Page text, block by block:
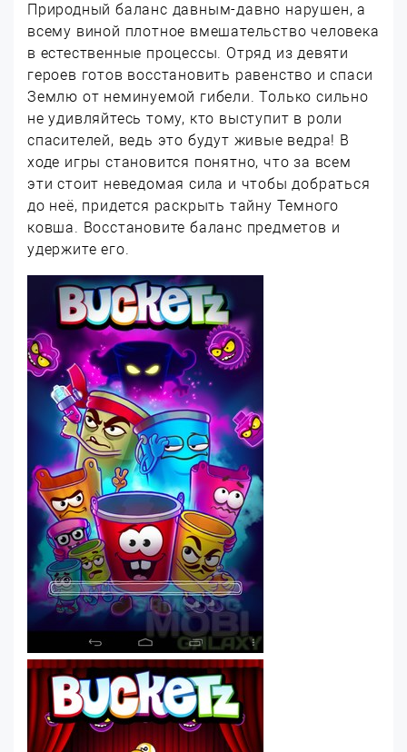
Природный баланс давным-давно нарушен, а
всему виной плотное вмешательство человека
в естественные процессы. Отряд из девяти
героев готов восстановить равенство и спаси
Землю от неминуемой гибели. Только сильно
не удивляйтесь тому, кто выступит в роли
спасителей, ведь это будут живые ведра! В
ходе игры становится понятно, что за всем
эти стоит неведомая сила и чтобы добраться
до неё, придется раскрыть тайну Темного
ковша. Восстановите баланс предметов и
удержите его.